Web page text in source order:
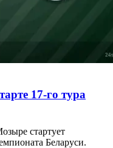
17-го тура
стартует
Беларуси.